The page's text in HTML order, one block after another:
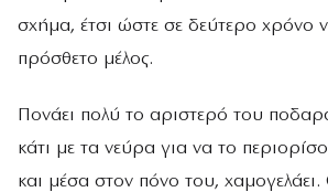
σχήμα, έτσι ώστε σε δεύτερο χρόνο
πρόσθετο μέλος.
Πονάει πολύ το αριστερό του
κάτι με τα νεύρα για να το
και μέσα στον πόνο του,